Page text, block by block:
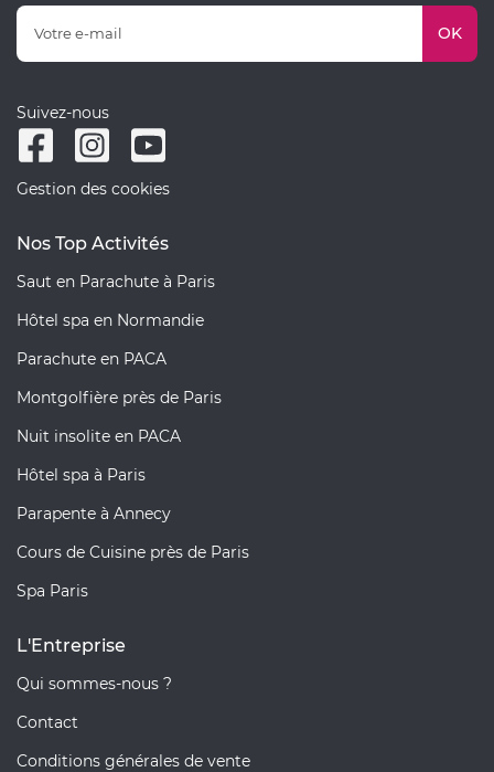
OK
Suivez-nous
Gestion des cookies
Nos Top Activités
Saut en Parachute à Paris
Hôtel spa en Normandie
Parachute en PACA
Montgolfière près de Paris
Nuit insolite en PACA
Hôtel spa à Paris
Parapente à Annecy
Cours de Cuisine près de Paris
Spa Paris
L'Entreprise
Qui sommes-nous ?
Contact
Conditions générales de vente